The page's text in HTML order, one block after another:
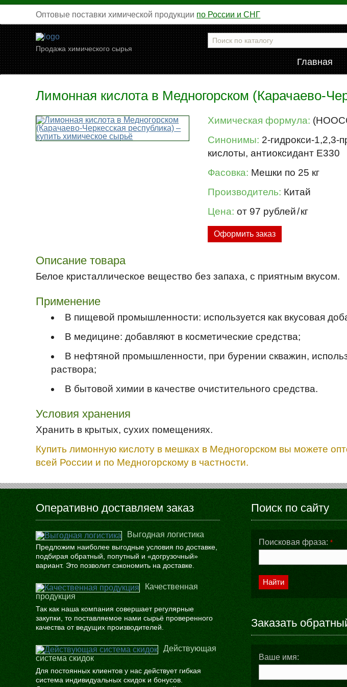
Оптовые поставки химической продукции по России и СНГ
Продажа химического сырья
Главная
Лимонная кислота в Медногорском (Карачаево-
Химическая формула:
Синонимы: 2-гидрокси-1,2,3-
кислоты, антиоксидант E330
Фасовка: Мешки по 25 кг
Производитель: Китай
Цена: от 97 рублей/кг
Оформить заказ
Описание товара
Белое кристаллическое вещество без запаха, с приятным вкусом.
Применение
В пищевой промышленности: используется как вкусовая
В медицине: добавляют в косметические средства;
В нефтяной промышленности, при бурении скважин,
раствора;
В бытовой химии в качестве очистительного средства.
Условия хранения
Хранить в крытых, сухих помещениях.
Купить лимонную кислоту в мешках в Медногорском вы можете
всей России и по Медногорскому в частности.
Оперативно доставляем заказ
Выгодная логистика
Предложим наиболее выгодные условия по доставке,
подбирая обратный, попутный и «догрузочный»
вариант. Это позволит сэкономить на доставке.
Качественная
продукция
Так как наша компания совершает регулярные
закупки, то поставляемое нами сырьё проверенного
качества от ведущих производителей.
Действующая
система скидок
Для постоянных клиентов у нас действует гибкая
система индивидуальных скидок и бонусов.
Поиск по сайту
Поисковая фраза: *
Найти
Заказать
Ваше имя: